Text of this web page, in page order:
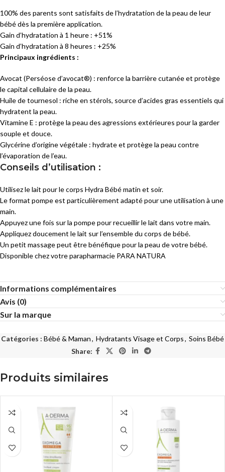
100% des parents sont satisfaits de l’hydratation de la peau de leur
bébé dès la première application.
Gain d’hydratation à 1 heure : +51%
Gain d’hydratation à 8 heures : +25%
Principaux ingrédients :
Avocat (Perséose d’avocat®) : renforce la barrière cutanée et protège
le capital cellulaire de la peau.
Huile de tournesol : riche en stérols, source d’acides gras essentiels qui
hydratent la peau.
Vitamine E : protège la peau des agressions extérieures pour la garder
souple et douce.
Glycérine d’origine végétale : hydrate et protège la peau contre
l’évaporation de l’eau.
Conseils d’utilisation :
Utilisez le lait pour le corps Hydra Bébé matin et soir.
Le format pompe est particulièrement adapté pour une utilisation à une
main.
Appuyez une fois sur la pompe pour recueillir le lait dans votre main.
Appliquez doucement le lait sur l’ensemble du corps de bébé.
Un petit massage peut être bénéfique pour la peau de votre bébé.
Disponible chez votre parapharmacie PARA NATURA
Informations complémentaires
Avis (0)
Sur la marque
Catégories : Bébé & Maman, Hydratants Visage et Corps, Soins Bébé
Share:
Produits similaires